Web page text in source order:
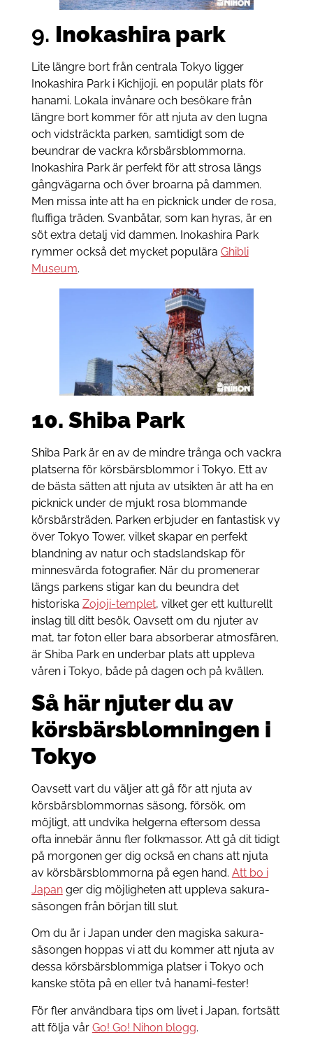
9. Inokashira park
Lite längre bort från centrala Tokyo ligger
Inokashira Park i Kichijoji, en populär plats för
hanami. Lokala invånare och besökare från
längre bort kommer för att njuta av den lugna
och vidsträckta parken, samtidigt som de
beundrar de vackra körsbärsblommorna.
Inokashira Park är perfekt för att strosa längs
gångvägarna och över broarna på dammen.
Men missa inte att ha en picknick under de rosa,
fluffiga träden. Svanbåtar, som kan hyras, är en
söt extra detalj vid dammen. Inokashira Park
rymmer också det mycket populära Ghibli
Museum.
10. Shiba Park
Shiba Park är en av de mindre trånga och vackra
platserna för körsbärsblommor i Tokyo. Ett av
de bästa sätten att njuta av utsikten är att ha en
picknick under de mjukt rosa blommande
körsbärsträden. Parken erbjuder en fantastisk vy
över Tokyo Tower, vilket skapar en perfekt
blandning av natur och stadslandskap för
minnesvärda fotografier. När du promenerar
längs parkens stigar kan du beundra det
historiska Zojoji-templet, vilket ger ett kulturellt
inslag till ditt besök. Oavsett om du njuter av
mat, tar foton eller bara absorberar atmosfären,
är Shiba Park en underbar plats att uppleva
våren i Tokyo, både på dagen och på kvällen.
Så här njuter du av
körsbärsblomningen i
Tokyo
Oavsett vart du väljer att gå för att njuta av
körsbärsblommornas säsong, försök, om
möjligt, att undvika helgerna eftersom dessa
ofta innebär ännu fler folkmassor. Att gå dit tidigt
på morgonen ger dig också en chans att njuta
av körsbärsblommorna på egen hand. Att bo i
Japanger dig möjligheten att uppleva sakura-
säsongen från början till slut.
Om du är i Japan under den magiska sakura-
säsongen hoppas vi att du kommer att njuta av
dessa körsbärsblommiga platser i Tokyo och
kanske stöta på en eller två hanami-fester!
För fler användbara tips om livet i Japan, fortsätt
att följa vår Go! Go! Nihon blogg.